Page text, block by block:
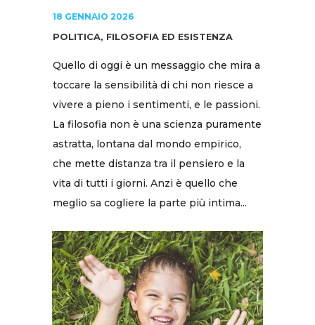
18 GENNAIO 2026
POLITICA, FILOSOFIA ED ESISTENZA
Quello di oggi è un messaggio che mira a
toccare la sensibilità di chi non riesce a
vivere a pieno i sentimenti, e le passioni.
La filosofia non è una scienza puramente
astratta, lontana dal mondo empirico,
che mette distanza tra il pensiero e la
vita di tutti i giorni. Anzi è quello che
meglio sa cogliere la parte più intima...